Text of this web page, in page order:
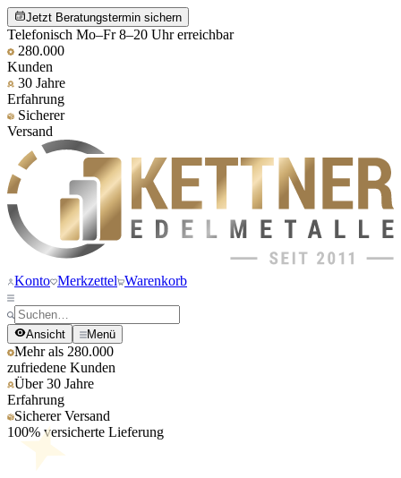
Jetzt Beratungstermin sichern
Telefonisch Mo–Fr 8–20 Uhr erreichbar
280.000
Kunden
30 Jahre
Erfahrung
Sicherer
Versand
Konto Merkzettel Warenkorb
Ansicht Menü
Mehr als 280.000
zufriedene Kunden
Über 30 Jahre
Erfahrung
Sicherer Versand
100% versicherte Lieferung